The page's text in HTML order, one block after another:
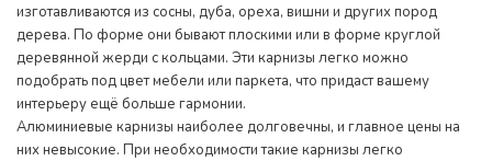
изготавливаются из сосны, дуба, ореха, вишни и других пород
дерева. По форме они бывают плоскими или в форме круглой
деревянной жерди с кольцами. Эти карнизы легко можно
подобрать под цвет мебели или паркета, что придаст вашему
интерьеру ещё больше гармонии.
Алюминиевые карнизы наиболее долговечны, и главное цены на
них невысокие. При необходимости такие карнизы легко